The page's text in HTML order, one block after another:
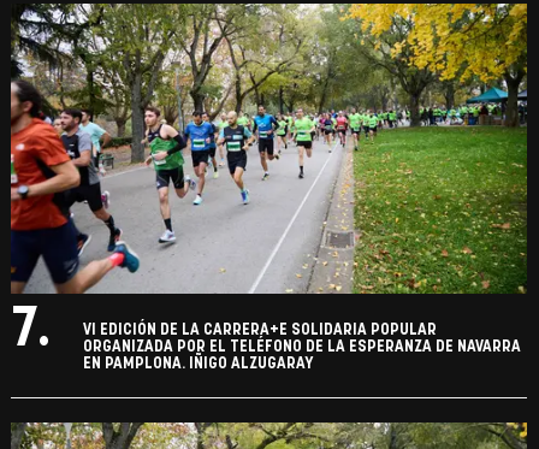
7.
VI EDICIÓN DE LA CARRERA+E SOLIDARIA POPULAR
ORGANIZADA POR EL TELÉFONO DE LA ESPERANZA DE NAVARRA
EN PAMPLONA. IÑIGO ALZUGARAY